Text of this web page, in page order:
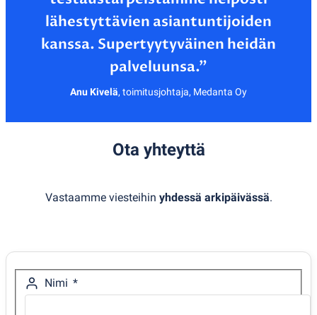
lähestyttävien asiantuntijoiden
kanssa. Supertyytyväinen heidän
Anu Kivelä, toimitusjohtaja, Medanta Oy
Ota yhteyttä
Vastaamme viesteihin yhdessä arkipäivässä.
Nimi